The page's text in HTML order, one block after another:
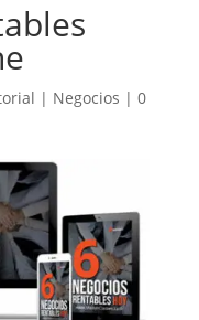
| Negocios | 0